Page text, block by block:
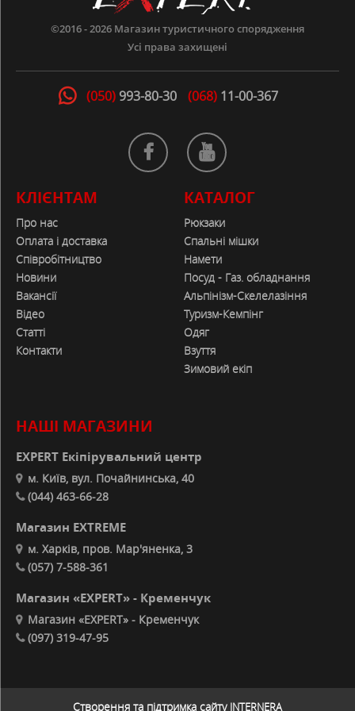
ЗАЛИШИТИ ВІДГУК
ТАБЛИЦЯ РОЗМІРІВ
32388
©2016 - 2026 Магазин туристичного спорядження
Усі права захищені
(050) 993-80-30 (068) 11-00-367
КЛІЄНТАМ
Про нас
Оплата і доставка
Співробітництво
Новини
Вакансії
Відео
Статті
Контакти
КАТАЛОГ
Рюкзаки
Спальні мішки
Намети
Посуд - Газ. обладнання
Альпінізм-Скелелазіння
Туризм-Кемпінг
Одяг
Взуття
Зимовий екіп
НАШІ МАГАЗИНИ
EXPERT Екіпірувальний центр
м. Київ, вул. Почайнинська, 40
(044) 463-66-28
Магазин EXTREME
м. Харків, пров. Мар'яненка, 3
(057) 7-588-361
Магазин «EXPERT» - Кременчук
Магазин «EXPERT» - Кременчук
(097) 319-47-95
Створення та підтримка сайту INTERNERA